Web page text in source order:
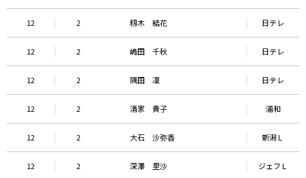
12 2 籾木 結花 日テレ
12 2 嶋田 千秋 日テレ
12 2 隅田 凜 日テレ
12 2 清家 貴子 浦和
12 2 大石 沙弥香 新潟Ｌ
12 2 深澤 里沙 ジェフＬ